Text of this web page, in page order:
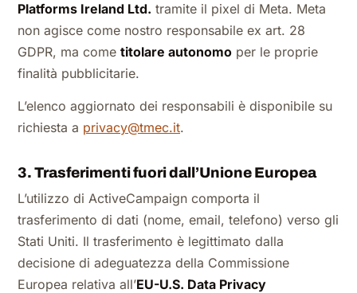
Platforms Ireland Ltd. tramite il pixel di Meta. Meta
non agisce come nostro responsabile ex art. 28
GDPR, ma come titolare autonomo per le proprie
finalità pubblicitarie.
L’elenco aggiornato dei responsabili è disponibile su
richiesta a privacy@tmec.it.
3. Trasferimenti fuori dall’Unione Europea
L’utilizzo di ActiveCampaign comporta il
trasferimento di dati (nome, email, telefono) verso gli
Stati Uniti. Il trasferimento è legittimato dalla
decisione di adeguatezza della Commissione
Europea relativa all’EU-U.S. Data Privacy